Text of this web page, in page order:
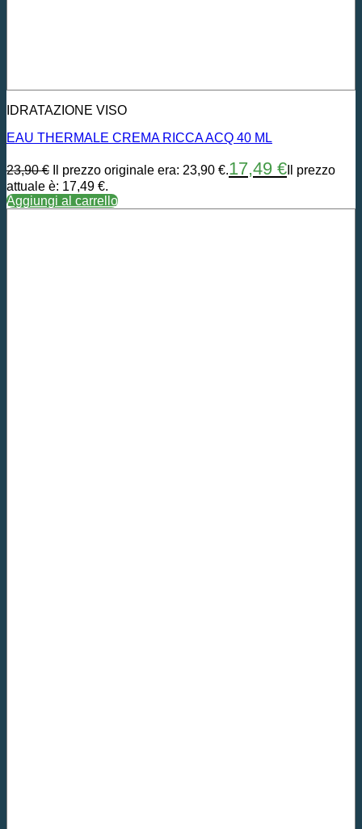
IDRATAZIONE VISO
EAU THERMALE CREMA RICCA ACQ 40 ML
23,90€ Il prezzo originale era: 23,90 €.17,49 € Il prezzo
attuale è: 17,49 €.
Aggiungi al carrello